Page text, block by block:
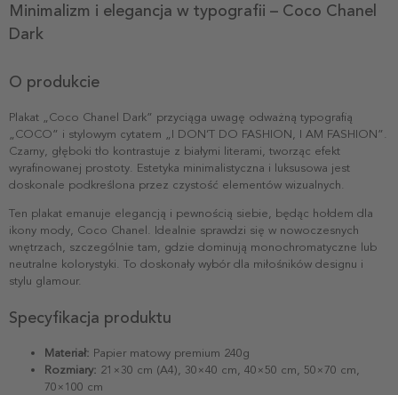
Minimalizm i elegancja w typografii – Coco Chanel
Dark
O produkcie
Plakat „Coco Chanel Dark” przyciąga uwagę odważną typografią
„COCO” i stylowym cytatem „I DON’T DO FASHION, I AM FASHION”.
Czarny, głęboki tło kontrastuje z białymi literami, tworząc efekt
wyrafinowanej prostoty. Estetyka minimalistyczna i luksusowa jest
doskonale podkreślona przez czystość elementów wizualnych.
Ten plakat emanuje elegancją i pewnością siebie, będąc hołdem dla
ikony mody, Coco Chanel. Idealnie sprawdzi się w nowoczesnych
wnętrzach, szczególnie tam, gdzie dominują monochromatyczne lub
neutralne kolorystyki. To doskonały wybór dla miłośników designu i
stylu glamour.
Specyfikacja produktu
Materiał: Papier matowy premium 240g
Rozmiary: 21×30 cm (A4), 30×40 cm, 40×50 cm, 50×70 cm,
70×100 cm